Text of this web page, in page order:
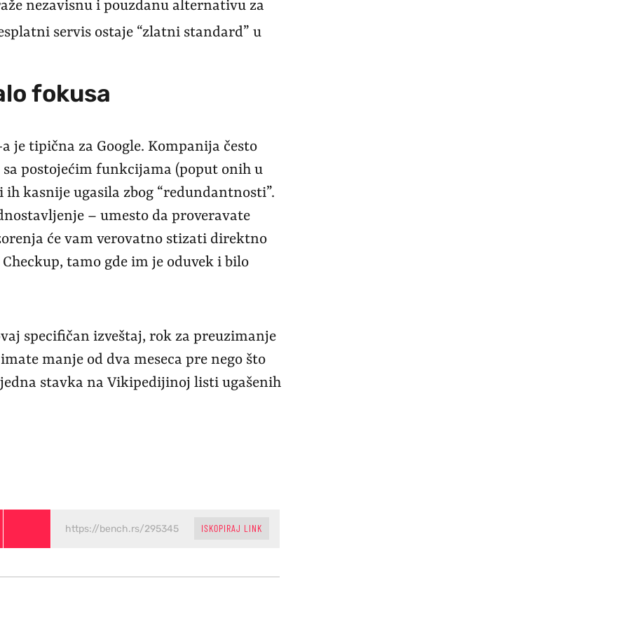
nezavisnu i pouzdanu alternativu za
servis ostaje “zlatni standard” u
fokusa
je tipična za Google. Kompanija često
postojećim funkcijama (poput onih u
kasnije ugasila zbog “redundantnosti”.
– umesto da proveravate
će vam verovatno stizati direktno
tamo gde im je oduvek i bilo
specifičan izveštaj, rok za preuzimanje
manje od dva meseca pre nego što
stavka na Vikipedijinoj listi ugašenih
ISKOPIRAJ LINK